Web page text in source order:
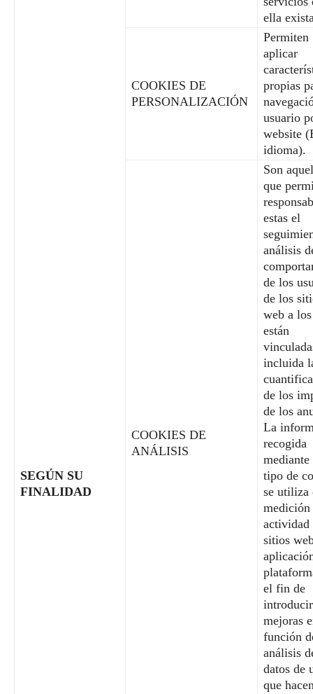
SEGÚN SU
FINALIDAD
ella
COOKIES DE
PERSONALIZACIÓN
Permiten
aplicar
propias
usuario
website
idioma).
COOKIES DE
ANÁLISIS
Son
que
estas el
análisis
de los
de los
web a
están
incluida
de los
de los
La
recogida
mediante
tipo de
se utiliza
medición
actividad
sitios
el fin de
introducir
mejoras
función
análisis
datos de
que